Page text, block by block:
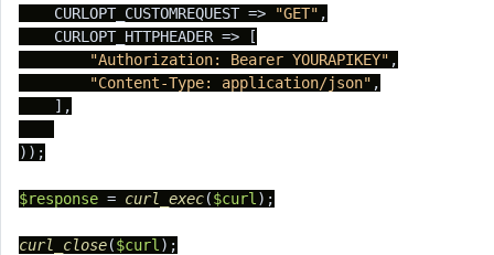
    CURLOPT_CUSTOMREQUEST =>
"GET" ,
    CURLOPT_HTTPHEADER => [
"Authorization: Bearer YOURAPIKEY" ,
"Content-Type: application/json" ,
    ],
));
$response = curl_exec($curl );
curl_close($curl